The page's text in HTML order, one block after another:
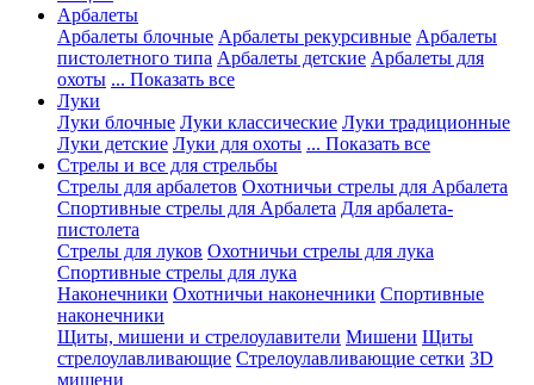
Арбалеты
Арбалеты блочные Арбалеты рекурсивные Арбалеты
пистолетного типа Арбалеты детские Арбалеты для
охоты ... Показать все
Луки
Луки блочные Луки классические Луки традиционные
Луки детские Луки для охоты ... Показать все
Стрелы и все для стрельбы
Стрелы для арбалетов Охотничьи стрелы для Арбалета
Спортивные стрелы для Арбалета Для арбалета-
пистолета
Стрелы для луков Охотничьи стрелы для лука
Спортивные стрелы для лука
Наконечники Охотничьи наконечники Спортивные
наконечники
Щиты, мишени и стрелоулавители Мишени Щиты
стрелоулавливающие Стрелоулавливающие сетки 3D
мишени